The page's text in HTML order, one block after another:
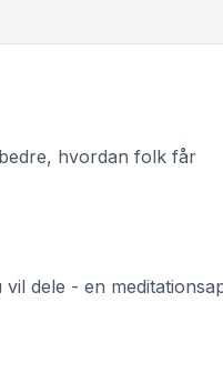
hvordan folk får
dele - en